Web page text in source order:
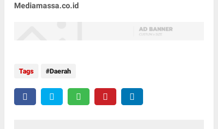
Mediamassa.co.id
Tags Daerah